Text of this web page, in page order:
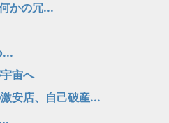
かの冗...
宙へ
安店、自己破産...